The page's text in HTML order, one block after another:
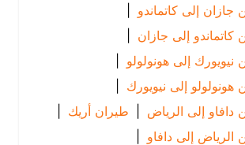
إلى كاتماندو |
إلى جازان
|
إلى هونولولو |
إلى نيويورك |
إلى الرياض
| طيران أريك
|
إلى دافاو
|